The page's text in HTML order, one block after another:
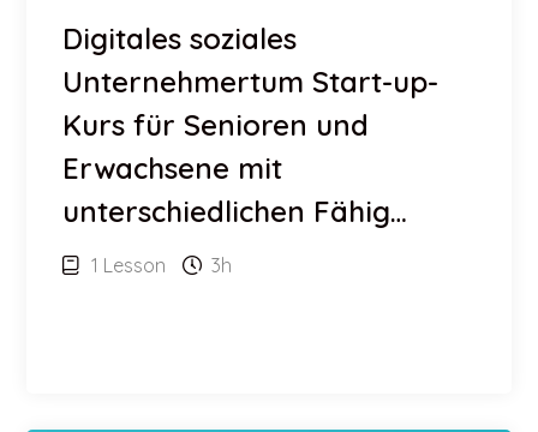
Digitales soziales
Unternehmertum Start-up-
Kurs für Senioren und
Erwachsene mit
unterschiedlichen Fähig…
1 Lesson 3h